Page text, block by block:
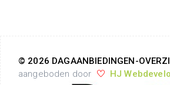
© 2026 DAGAANBIEDINGEN-
aangeboden door
HJ